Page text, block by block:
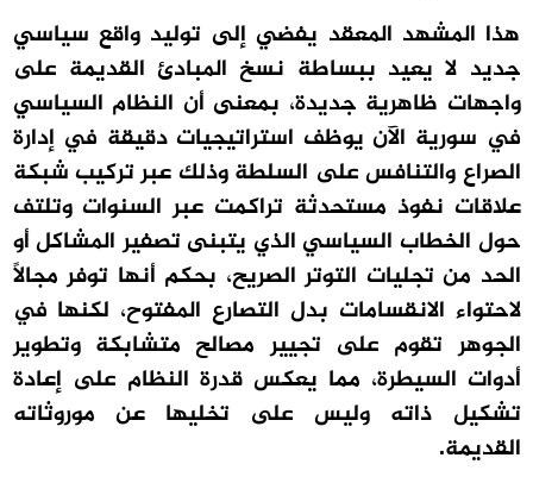
هذا المشهد المعقد يفضي إلى توليد واقع سياسي
جديد لا يعيد ببساطة نسخ المبادئ القديمة على
واجهات ظاهرية جديدة، بمعنى أن النظام السياسي
في سورية الآن يوظف استراتيجيات دقيقة في إدارة
الصراع والتنافس على السلطة وذلك عبر تركيب شبكة
علاقات نفوذ مستحدثة تراكمت عبر السنوات وتلتف
حول الخطاب السياسي الذي يتبنى تصفير المشاكل أو
الحد من تجليات التوتر الصريح، بحكم أنها توفر مجالاً
لاحتواء الانقسامات بدل التصارع المفتوح، لكنها في
الجوهر تقوم على تجيير مصالح متشابكة وتطوير
أدوات السيطرة، مما يعكس قدرة النظام على إعادة
تشكيل ذاته وليس على تخليها عن موروثاته
القديمة.